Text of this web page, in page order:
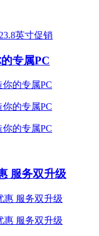
专属PC
服务双升级